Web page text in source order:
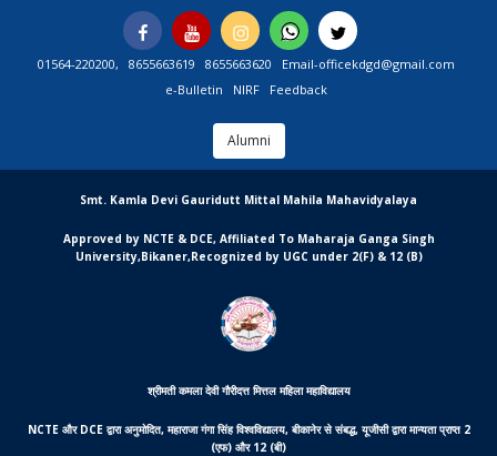
content
Facebook
You
Tube
InstagramWhatsapp
Twitter
01564-220200, 8655663619 8655663620
Email-officekdgd@gmail.com
e-Bulletin
NIRF Feedback
Alumni
Smt. Kamla Devi Gauridutt Mittal Mahila Mahavidyalaya
Approved by NCTE & DCE, Affiliated To Maharaja Ganga Singh
University,Bikaner,Recognized by UGC under 2(F) & 12 (B)
श्रीमती कमला देवी गौरीदत्त मित्तल महिला महाविद्यालय
NCTE और DCE द्वारा अनुमोदित, महाराजा गंगा सिंह विश्वविद्यालय, बीकानेर से संबद्ध, यूजीसी द्वारा मान्यता प्राप्त 2
(एफ) और 12 (बी)
MGCSARDAR